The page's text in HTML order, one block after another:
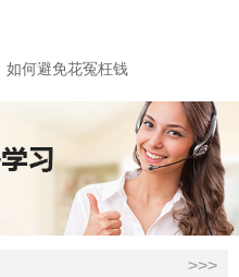
如何避免花冤枉钱
>>>